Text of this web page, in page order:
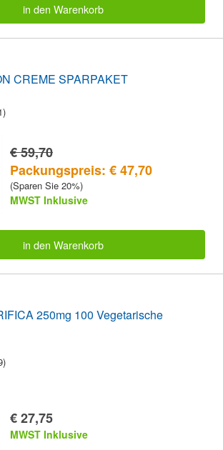
in den Warenkorb
CREME SPARPAKET
€ 59,70
Packungspreis: € 47,70
(Sparen Sie 20%)
MWST Inklusive
in den Warenkorb
250mg 100 Vegetarische
€ 27,75
MWST Inklusive